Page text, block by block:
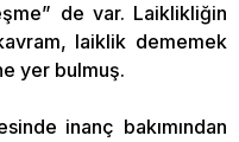
de var. Laiklikliğin
laiklik dememek
yer bulmuş.
inanç bakımından